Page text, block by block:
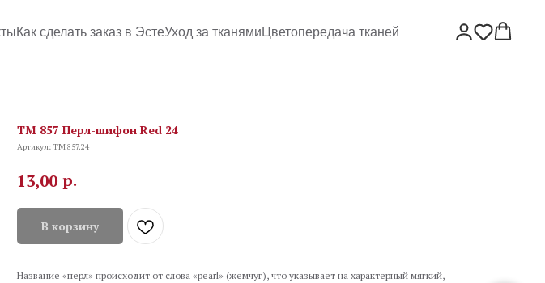
Как сделать заказ в ЭстеУход за тканями Цветопередача тканей
TM 857 Перл-шифон Red 24
Артикул:TM 857.24
13,00 р.
В корзину
Название «перл» происходит от слова «pearl» (жемчуг), что указывает на характерный мягкий,